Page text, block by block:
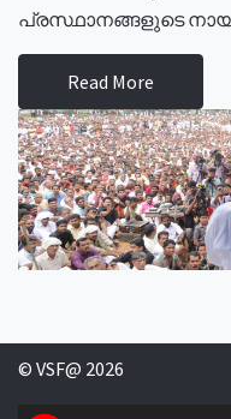
പ്രസ്ഥാനങ്ങളുടെ
Read More
© VSF@ 2026